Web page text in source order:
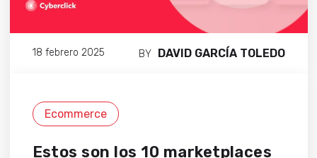
18 febrero 2025 BY DAVID GARCÍA TOLEDO
Ecommerce
Estos son los 10 marketplaces